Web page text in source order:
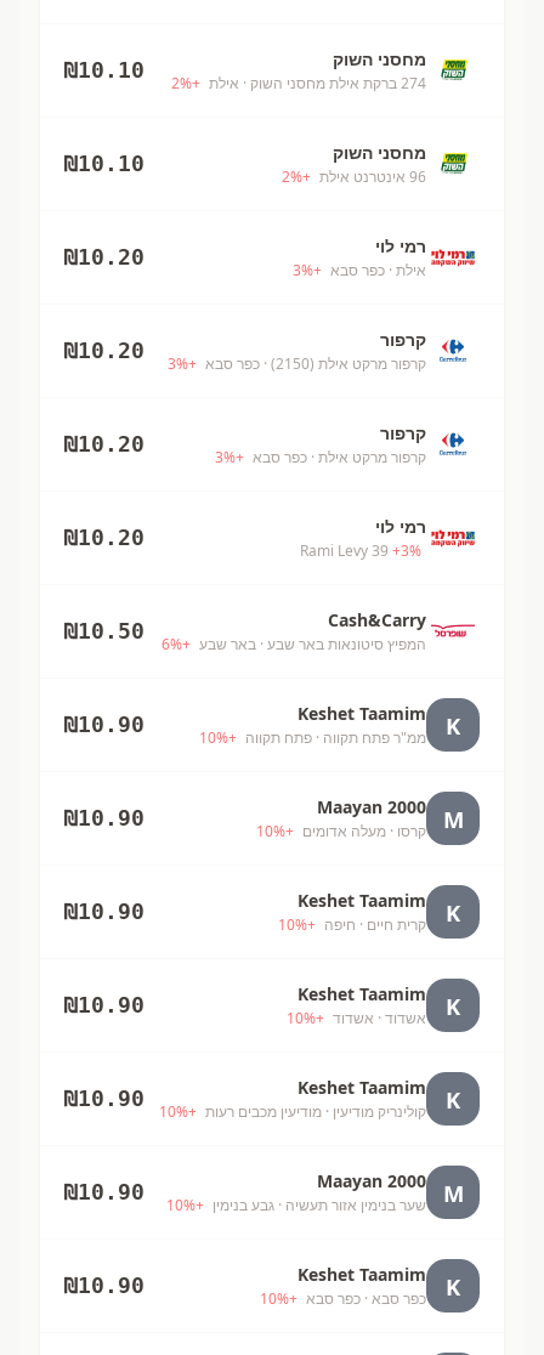
מחסני השוק
274 ברקת אילת מחסני השוק · אילת +
2%
₪10.10
מחסני השוק
96 אינטרנט אילת +
2%
₪10.10
רמי לוי
אילת · כפר סבא +
3%
₪10.20
קרפור
קרפור מרקט אילת (2150) · כפר סבא +
3%
₪10.20
קרפור
קרפור מרקט אילת · כפר סבא +
3%
₪10.20
רמי לוי
Rami Levy 39 +3%
₪10.20
Cash&Carry
המפיץ סיטונאות באר שבע · באר שבע +
6%
₪10.50
K
Keshet Taamim
ממ"ר פתח תקווה · פתח תקווה +
10%
₪10.90
M
Maayan 2000
קרסו · מעלה אדומים +
10%
₪10.90
K
Keshet Taamim
קרית חיים · חיפה +
10%
₪10.90
K
Keshet Taamim
אשדוד · אשדוד +
10%
₪10.90
K
Keshet Taamim
קולינריק מודיעין · מודיעין מכבים רעות +
10%
₪10.90
M
Maayan 2000
שער בנימין אזור תעשיה · גבע בנימין +
10%
₪10.90
K
Keshet Taamim
כפר סבא · כפר סבא +
10%
₪10.90